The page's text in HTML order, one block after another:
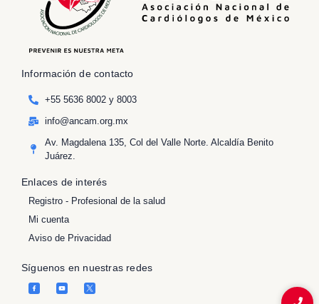
Información de contacto
+55 5636 8002 y 8003
info@ancam.org.mx
Av. Magdalena 135, Col del Valle Norte. Alcaldía Benito
Juárez.
Enlaces de interés
Registro - Profesional de la salud
Mi cuenta
Aviso de Privacidad
Síguenos en nuestras redes